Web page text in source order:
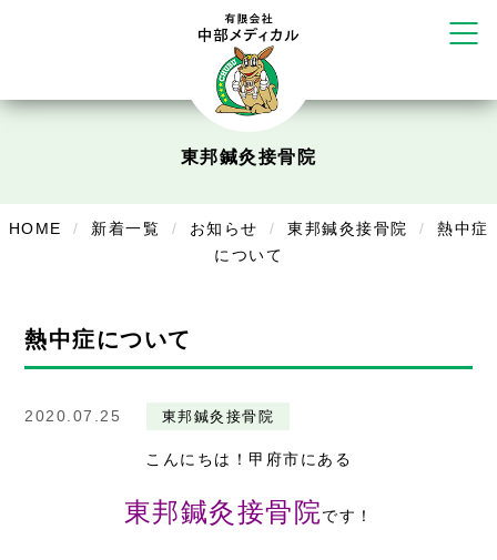
ボディコンフォート Cure
美容
東邦鍼灸接骨院
HOME 新着一覧 お知らせ 東邦鍼灸接骨院
熱中症
について
熱中症について
2020.07.25 東邦鍼灸接骨院
こんにちは！甲府市にある
東邦鍼灸接骨院です！